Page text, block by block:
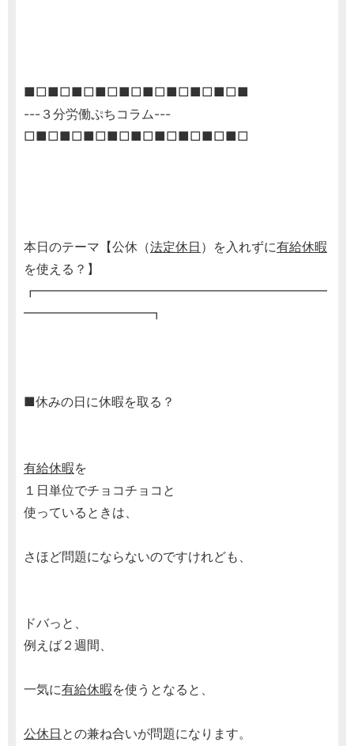
■□■□■□■□■□■□■□■□■□■
---３分労働ぷちコラム---
□■□■□■□■□■□■□■□■□■□
本日のテーマ【公休（法定休日 ）を入れずに有給休暇
を使える？】
┏━━━━━━━━━━━━━━━━━━━━━━━
━━━━━━━━━━┓
■休みの日に休暇を取る？
有給休暇を
１日単位でチョコチョコと
使っているときは、
さほど問題にならないのですけれども、
ドバっと、
例えば２週間、
一気に有給休暇を使うとなると、
公休日 との兼ね合いが問題になります。